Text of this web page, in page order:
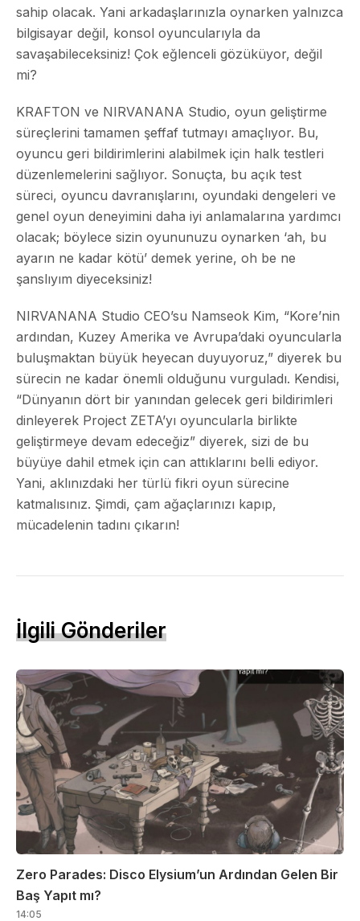
sahip olacak. Yani arkadaşlarınızla oynarken yalnızca
bilgisayar değil, konsol oyuncularıyla da
savaşabileceksiniz! Çok eğlenceli gözüküyor, değil
mi?
KRAFTON ve NIRVANANA Studio, oyun geliştirme
süreçlerini tamamen şeffaf tutmayı amaçlıyor. Bu,
oyuncu geri bildirimlerini alabilmek için halk testleri
düzenlemelerini sağlıyor. Sonuçta, bu açık test
süreci, oyuncu davranışlarını, oyundaki dengeleri ve
genel oyun deneyimini daha iyi anlamalarına yardımcı
olacak; böylece sizin oyununuzu oynarken ‘ah, bu
ayarın ne kadar kötü’ demek yerine, oh be ne
şanslıyım diyeceksiniz!
NIRVANANA Studio CEO’su Namseok Kim, “Kore’nin
ardından, Kuzey Amerika ve Avrupa’daki oyuncularla
buluşmaktan büyük heyecan duyuyoruz,” diyerek bu
sürecin ne kadar önemli olduğunu vurguladı. Kendisi,
“Dünyanın dört bir yanından gelecek geri bildirimleri
dinleyerek Project ZETA’yı oyuncularla birlikte
geliştirmeye devam edeceğiz” diyerek, sizi de bu
büyüye dahil etmek için can attıklarını belli ediyor.
Yani, aklınızdaki her türlü fikri oyun sürecine
katmalısınız. Şimdi, çam ağaçlarınızı kapıp,
mücadelenin tadını çıkarın!
İlgili Gönderiler
Zero Parades: Disco Elysium’un Ardından Gelen Bir
Baş Yapıt mı?
14:05